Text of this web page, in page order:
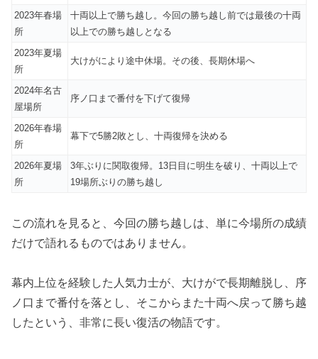
2023年春場
所
十両以上で勝ち越し。今回の勝ち越し前では最後の十両
以上での勝ち越しとなる
2023年夏場
所
大けがにより途中休場。その後、長期休場へ
2024年名古
屋場所
序ノ口まで番付を下げて復帰
2026年春場
所
幕下で5勝2敗とし、十両復帰を決める
2026年夏場
所
3年ぶりに関取復帰。13日目に明生を破り、十両以上で
19場所ぶりの勝ち越し
この流れを見ると、今回の勝ち越しは、単に今場所の成績
だけで語れるものではありません。
幕内上位を経験した人気力士が、大けがで長期離脱し、序
ノ口まで番付を落とし、そこからまた十両へ戻って勝ち越
したという、非常に長い復活の物語です。